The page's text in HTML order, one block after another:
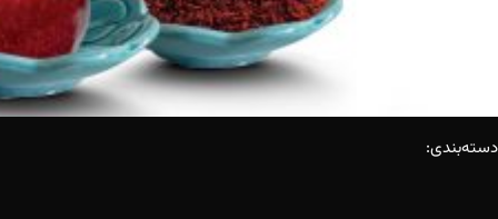
دسته‌بندی: